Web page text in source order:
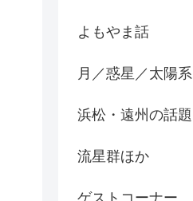
よもやま話
月／惑星／太陽系
浜松・遠州の話題
流星群ほか